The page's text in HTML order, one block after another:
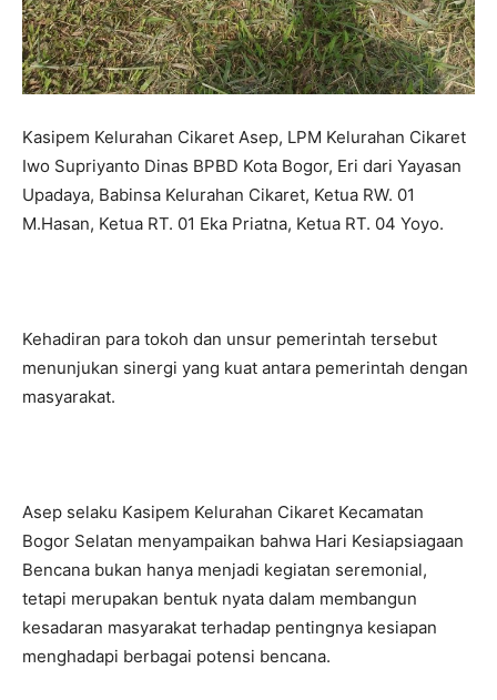
Kasipem Kelurahan Cikaret Asep, LPM Kelurahan Cikaret
Iwo Supriyanto Dinas BPBD Kota Bogor, Eri dari Yayasan
Upadaya, Babinsa Kelurahan Cikaret, Ketua RW. 01
M.Hasan, Ketua RT. 01 Eka Priatna, Ketua RT. 04 Yoyo.
Kehadiran para tokoh dan unsur pemerintah tersebut
menunjukan sinergi yang kuat antara pemerintah dengan
masyarakat.
Asep selaku Kasipem Kelurahan Cikaret Kecamatan
Bogor Selatan menyampaikan bahwa Hari Kesiapsiagaan
Bencana bukan hanya menjadi kegiatan seremonial,
tetapi merupakan bentuk nyata dalam membangun
kesadaran masyarakat terhadap pentingnya kesiapan
menghadapi berbagai potensi bencana.